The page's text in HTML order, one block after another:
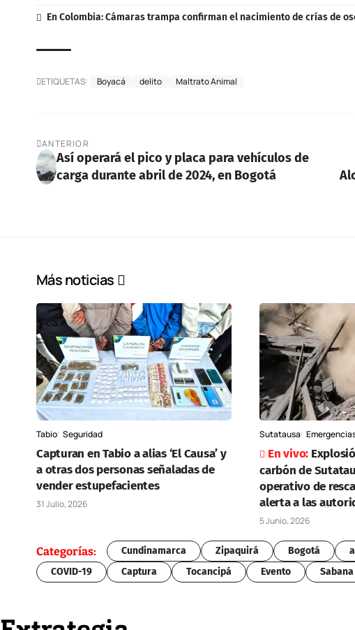
En Colombia: Cámaras trampa confirman el nacimiento de crías de
ETIQUETAS: Boyacá delito Maltrato Animal
ANTERIOR
Así operará el pico y placa para vehículos de
carga durante abril de 2024, en Bogotá
Más noticias
Tabio Seguridad
Capturan en Tabio a alias ‘El Causa’ y
a otras dos personas señaladas de
vender estupefacientes
31 Julio, 2026
Sutatausa
carbón de
operativo de
alerta a las
5 Junio, 2026
Categorías: Cundinamarca Zipaquirá Bogotá
COVID-19
Captura Tocancipá Evento